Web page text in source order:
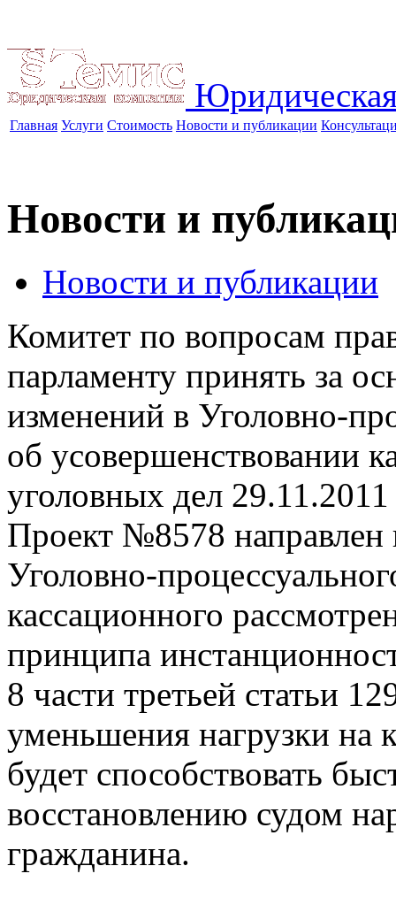
Главная Услуги Стоимость Новости и публикации
Новости и
Новости и публикации
Комитет по вопросам
парламенту принять за
изменений в Уголовно-
об усовершенствовании
уголовных дел 29.11.2011
Проект №8578 направлен
Уголовно-
кассационного
принципа
8 части третьей статьи
уменьшения нагрузки на
будет способствовать
восстановлению судом
гражданина.